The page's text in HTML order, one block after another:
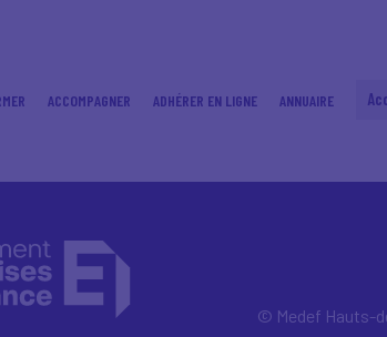
ACCOMPAGNER ADHÉRER EN LIGNE ANNUAIRE
© Medef Hauts-